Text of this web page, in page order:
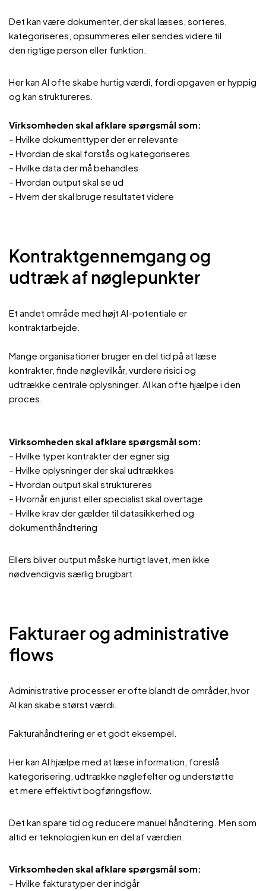
Det kan være dokumenter, der skal læses, sorteres,
kategoriseres, opsummeres eller sendes videre til
den rigtige person eller funktion.
Her kan AI ofte skabe hurtig værdi, fordi opgaven er hyppig
og kan struktureres.
Virksomheden skal afklare spørgsmål som:
– Hvilke dokumenttyper der er relevante
– Hvordan de skal forstås og kategoriseres
– Hvilke data der må behandles
– Hvordan output skal se ud
– Hvem der skal bruge resultatet videre
Kontraktgennemgang og
udtræk af nøglepunkter
Et andet område med højt AI-potentiale er
kontraktarbejde.
Mange organisationer bruger en del tid på at læse
kontrakter, finde nøglevilkår, vurdere risici og
udtrække centrale oplysninger. AI kan ofte hjælpe i den
proces.
Virksomheden skal afklare spørgsmål som:
– Hvilke typer kontrakter der egner sig
– Hvilke oplysninger der skal udtrækkes
– Hvordan output skal struktureres
– Hvornår en jurist eller specialist skal overtage
– Hvilke krav der gælder til datasikkerhed og
dokumenthåndtering
Ellers bliver output måske hurtigt lavet, men ikke
nødvendigvis særlig brugbart.
Fakturaer og administrative
flows
Administrative processer er ofte blandt de områder, hvor
AI kan skabe størst værdi.
Fakturahåndtering er et godt eksempel.
Her kan AI hjælpe med at læse information, foreslå
kategorisering, udtrække nøglefelter og understøtte
et mere effektivt bogføringsflow.
Det kan spare tid og reducere manuel håndtering. Men som
altid er teknologien kun en del af værdien.
Virksomheden skal afklare spørgsmål som:
– Hvilke fakturatyper der indgår